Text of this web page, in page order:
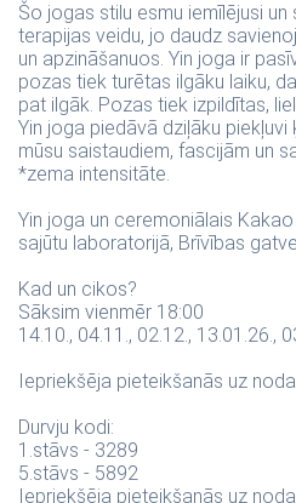
Šo jogas stilu esmu iemīlējusi
terapijas veidu, jo daudz
un apzināšanuos. Yin joga ir
pozas tiek turētas ilgāku laiku,
pat ilgāk. Pozas tiek izpildītas,
Yin joga piedāvā dziļāku piekļuvi
mūsu saistaudiem, fascijām un
*zema intensitāte.
Yin joga un ceremoniālais
sajūtu laboratorijā, Brīvības
Kad un cikos?
Sāksim vienmēr 18:00
14.10., 04.11., 02.12., 13.01.26.,
Iepriekšēja pieteikšanās uz
Durvju kodi:
1.stāvs - 3289
5.stāvs - 5892
Iepriekšēja pieteikšanās uz